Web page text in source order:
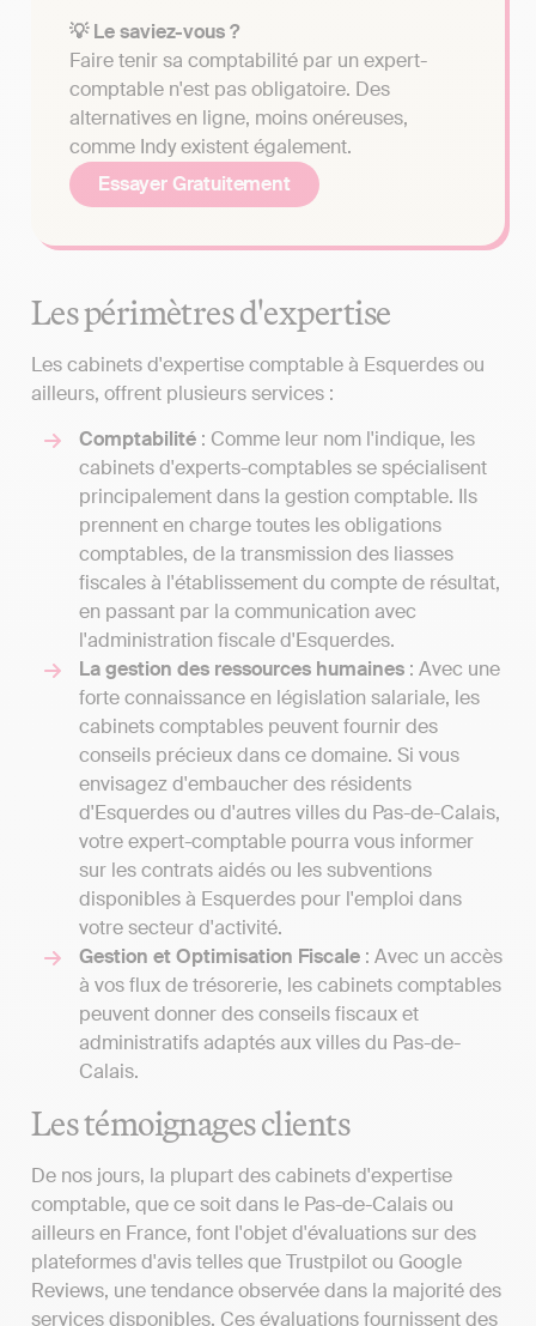
💡 Le saviez-vous ?
Faire tenir sa comptabilité par un expert-
comptable n'est pas obligatoire. Des
alternatives en ligne, moins onéreuses,
comme Indy existent également.
Essayer Gratuitement
Les périmètres d'expertise
Les cabinets d'expertise comptable à Esquerdes ou
ailleurs, offrent plusieurs services :
Comptabilité : Comme leur nom l'indique, les
cabinets d'experts-comptables se spécialisent
principalement dans la gestion comptable. Ils
prennent en charge toutes les obligations
comptables, de la transmission des liasses
fiscales à l'établissement du compte de résultat,
en passant par la communication avec
l'administration fiscale d'Esquerdes.
La gestion des ressources humaines : Avec une
forte connaissance en législation salariale, les
cabinets comptables peuvent fournir des
conseils précieux dans ce domaine. Si vous
envisagez d'embaucher des résidents
d'Esquerdes ou d'autres villes du Pas-de-Calais,
votre expert-comptable pourra vous informer
sur les contrats aidés ou les subventions
disponibles à Esquerdes pour l'emploi dans
votre secteur d'activité.
Gestion et Optimisation Fiscale : Avec un accès
à vos flux de trésorerie, les cabinets comptables
peuvent donner des conseils fiscaux et
administratifs adaptés aux villes du Pas-de-
Calais.
Les témoignages clients
De nos jours, la plupart des cabinets d'expertise
comptable, que ce soit dans le Pas-de-Calais ou
ailleurs en France, font l'objet d'évaluations sur des
plateformes d'avis telles que Trustpilot ou Google
Reviews, une tendance observée dans la majorité des
services disponibles. Ces évaluations fournissent des